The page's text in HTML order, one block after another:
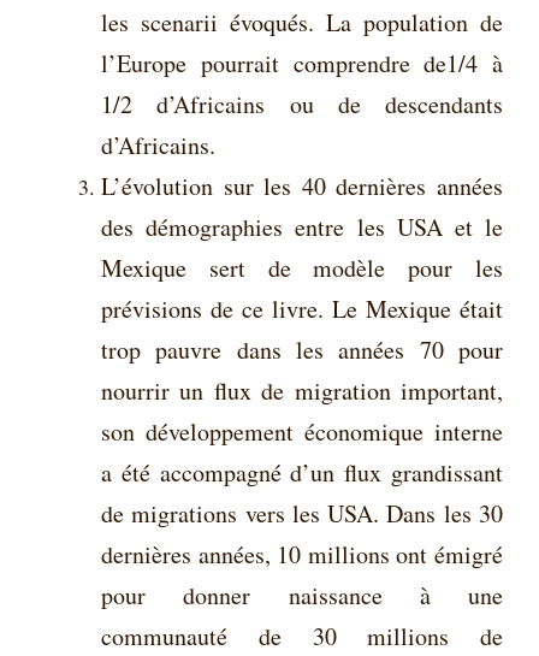
les scenarii évoqués. La population de
l’Europe pourrait comprendre de1/4 à
1/2 d’Africains ou de descendants
d’Africains.
L’évolution sur les 40 dernières années
des démographies entre les USA et le
Mexique sert de modèle pour les
prévisions de ce livre. Le Mexique était
trop pauvre dans les années 70 pour
nourrir un flux de migration important,
son développement économique interne
a été accompagné d’un flux grandissant
de migrations vers les USA. Dans les 30
dernières années, 10 millions ont émigré
pour donner naissance à une
communauté de 30 millions de